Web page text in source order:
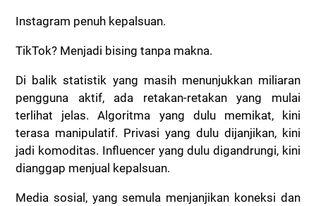
Instagram penuh kepalsuan.
TikTok? Menjadi bising tanpa makna.
Di balik statistik yang masih menunjukkan miliaran
pengguna aktif, ada retakan-retakan yang mulai
terlihat jelas. Algoritma yang dulu memikat, kini
terasa manipulatif. Privasi yang dulu dijanjikan, kini
jadi komoditas. Influencer yang dulu digandrungi, kini
dianggap menjual kepalsuan.
Media sosial, yang semula menjanjikan koneksi dan